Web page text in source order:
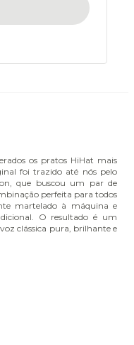
os pratos HiHat mais
foi trazido até nós pelo
que buscou um par de
perfeita para todos
martelado à máquina e
O resultado é um
clássica pura, brilhante e